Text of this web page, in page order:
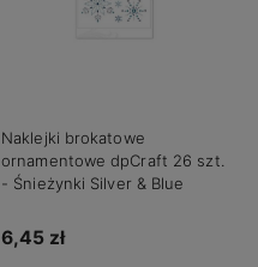
Naklejki brokatowe
ornamentowe dpCraft 26 szt.
- Śnieżynki Silver & Blue
6,45 zł